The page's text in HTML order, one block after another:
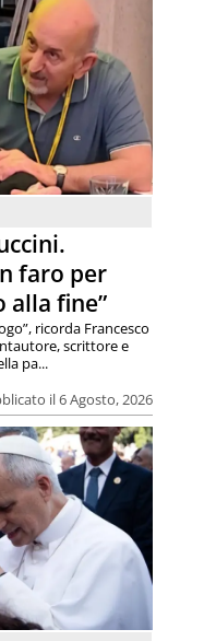
faro per
alla fine”
il 6 Agosto, 2026
ricorda Francesco
scrittore e
pa...